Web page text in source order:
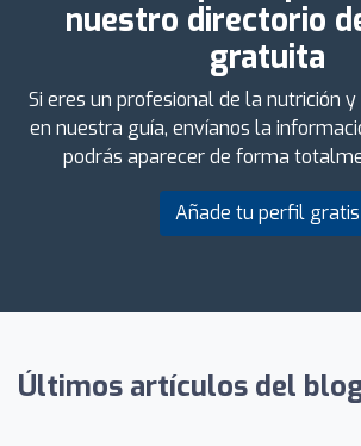
nuestro directorio
gratuita
Si eres un profesional de la nutrición
en nuestra guía, envíanos la
podrás aparecer de forma
Añade tu perfil gratis
Últimos artículos del